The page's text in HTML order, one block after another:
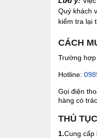
Quý khách
kiểm tra lại
CÁCH
Trường hợp
Hotline:
Gọi điện
hàng có
THỦ
1.Cung cấp